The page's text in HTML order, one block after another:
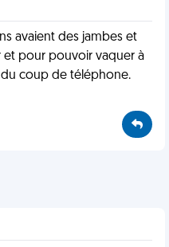
avaient des jambes et
et pour pouvoir vaquer à
coup de téléphone.